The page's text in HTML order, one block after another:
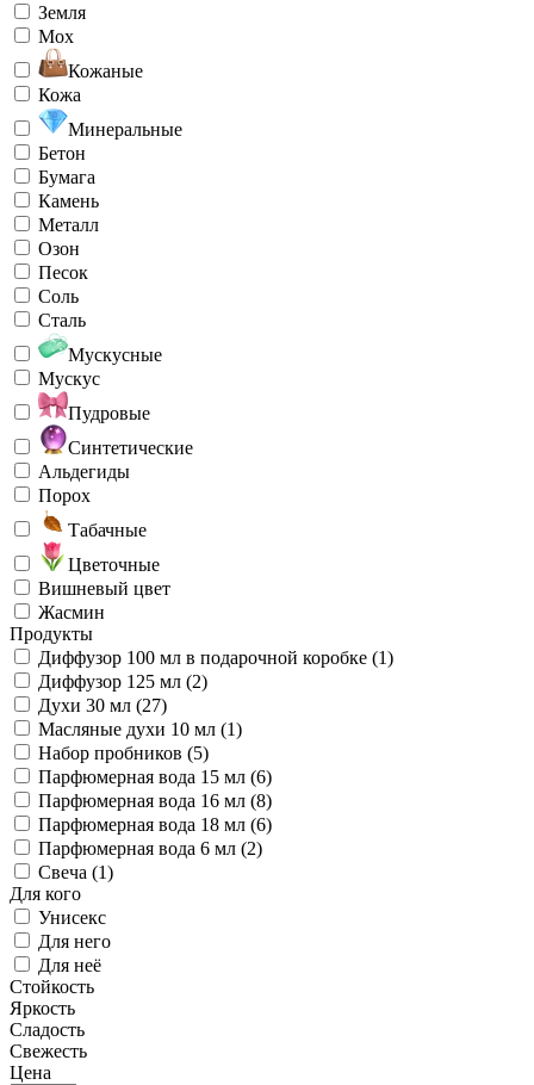
Земля
Мох
Кожаные
Кожа
Минеральные
Бетон
Бумага
Камень
Металл
Озон
Песок
Соль
Сталь
Мускусные
Мускус
Пудровые
Синтетические
Альдегиды
Порох
Табачные
Цветочные
Вишневый цвет
Жасмин
Продукты
Диффузор 100 мл в подарочной коробке (1)
Диффузор 125 мл (2)
Духи 30 мл (27)
Масляные духи 10 мл (1)
Набор пробников (5)
Парфюмерная вода 15 мл (6)
Парфюмерная вода 16 мл (8)
Парфюмерная вода 18 мл (6)
Парфюмерная вода 6 мл (2)
Свеча (1)
Для кого
Унисекс
Для него
Для неё
Стойкость
Яркость
Сладость
Свежесть
Цена